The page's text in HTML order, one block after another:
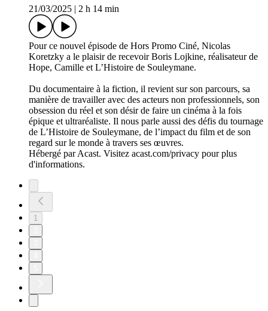
21/03/2025
2 h 14 min
Pour ce nouvel épisode de Hors Promo Ciné, Nicolas
Koretzky a le plaisir de recevoir Boris Lojkine, réalisateur de
Hope, Camille et L’Histoire de Souleymane.
Du documentaire à la fiction, il revient sur son parcours, sa
manière de travailler avec des acteurs non professionnels, son
obsession du réel et son désir de faire un cinéma à la fois
épique et ultraréaliste. Il nous parle aussi des défis du tournage
de L’Histoire de Souleymane, de l’impact du film et de son
regard sur le monde à travers ses œuvres.
Hébergé par Acast. Visitez acast.com/privacy pour plus
d'informations.
1